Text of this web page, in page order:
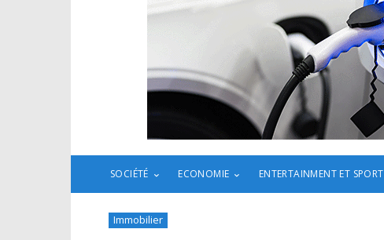
SOCIÉTÉ ECONOMIE ENTERTAINMENT ET SPORT
Immobilier